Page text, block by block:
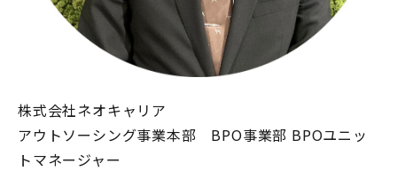
株式会社ネオキャリア
アウトソーシング事業本部 BPO事業部 BPOユニッ
トマネージャー